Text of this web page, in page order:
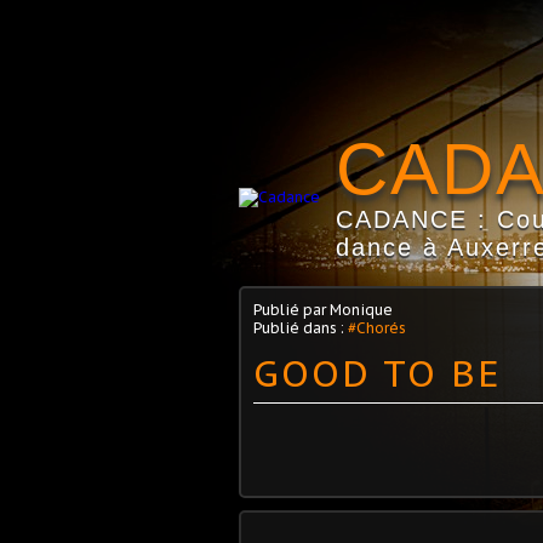
CADANCE :
dance à
Publié par Monique
Publié dans : #Chorés
GOOD TO BE